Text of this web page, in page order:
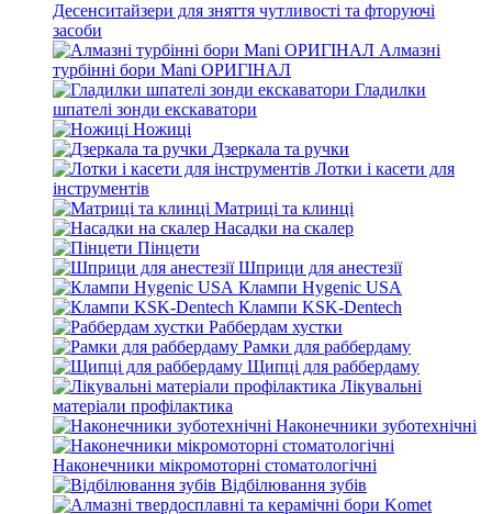
Десенситайзери для зняття чутливості та фторуючі
засоби
Алмазні
турбінні бори Mani ОРИГІНАЛ
Гладилки
шпателі зонди екскаватори
Ножиці
Дзеркала та ручки
Лотки і касети для
інструментів
Матриці та клинці
Насадки на скалер
Пінцети
Шприци для анестезії
Клампи Hygenic USA
Клампи KSK-Dentech
Раббердам хустки
Рамки для раббердаму
Щипці для раббердаму
Лікувальні
матеріали профілактика
Наконечники зуботехнічні
Наконечники мікромоторні стоматологічні
Відбілювання зубів